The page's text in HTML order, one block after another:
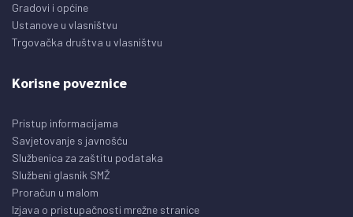
Gradovi i općine
Ustanove u vlasništvu
Trgovačka društva u vlasništvu
Korisne poveznice
Pristup informacijama
Savjetovanje s javnošću
Službenica za zaštitu podataka
Službeni glasnik SMŽ
Proračun u malom
Izjava o pristupačnosti mrežne stranice